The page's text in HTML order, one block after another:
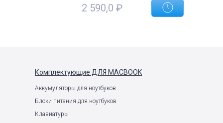
2 590,0 ₽
Комплектующие ДЛЯ MACBOOK
Аккумуляторы для ноутбуков
Блоки питания для ноутбуков
Клавиатуры